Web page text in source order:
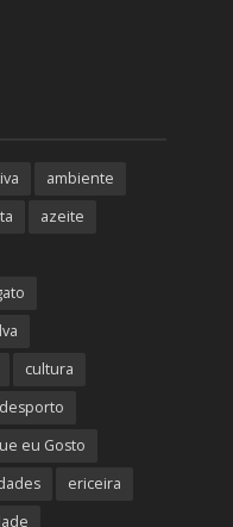
ambiente
azeite
cultura
desporto
eu Gosto
ericeira